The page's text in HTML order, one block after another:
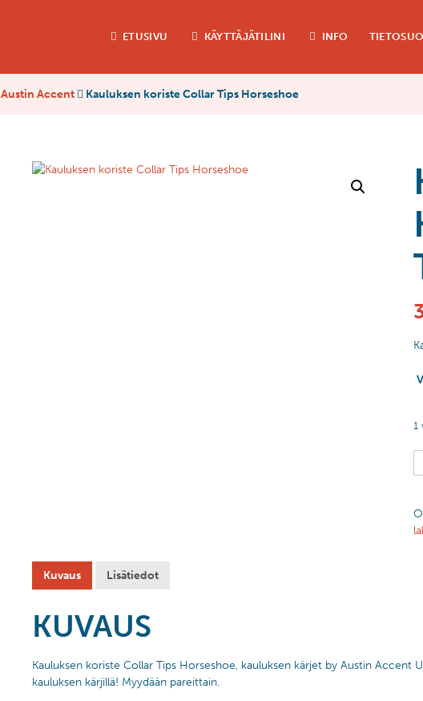
ETUSIVU KÄYTTÄJÄTILINI INFO
Austin Accent Kauluksen koriste Collar Tips Horseshoe
1
Kuvaus Lisätiedot
KUVAUS
Kauluksen koriste Collar Tips Horseshoe, kauluksen kärjet by Austin Accent
kauluksen kärjillä! Myydään pareittain.